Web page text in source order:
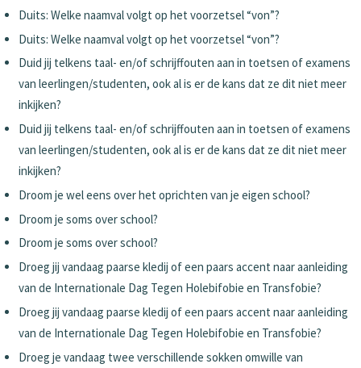
Duits: Welke naamval volgt op het voorzetsel “von”?
Duits: Welke naamval volgt op het voorzetsel “von”?
Duid jij telkens taal- en/of schrijffouten aan in toetsen of examens
van leerlingen/studenten, ook al is er de kans dat ze dit niet meer
inkijken?
Duid jij telkens taal- en/of schrijffouten aan in toetsen of examens
van leerlingen/studenten, ook al is er de kans dat ze dit niet meer
inkijken?
Droom je wel eens over het oprichten van je eigen school?
Droom je soms over school?
Droom je soms over school?
Droeg jij vandaag paarse kledij of een paars accent naar aanleiding
van de Internationale Dag Tegen Holebifobie en Transfobie?
Droeg jij vandaag paarse kledij of een paars accent naar aanleiding
van de Internationale Dag Tegen Holebifobie en Transfobie?
Droeg je vandaag twee verschillende sokken omwille van